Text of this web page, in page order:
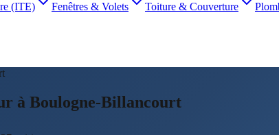
(ITE) Fenêtres & Volets Toiture & Couverture
à Boulogne-Billancourt